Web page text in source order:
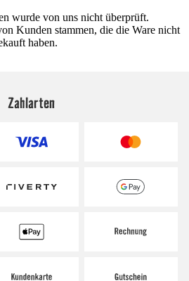
wurde von uns nicht überprüft.
Kunden stammen, die die Ware nicht
haben.
Zahlarten